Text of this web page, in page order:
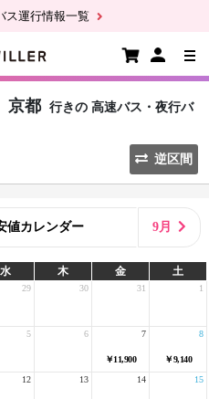
ス運行情報一覧
京都 行きの 高速バス・夜行バ
逆区間
値カレンダー 9月
水 木 金 土
29 30 31 1
5 6
￥11,900
7
￥9,140
8
12 13 14 15